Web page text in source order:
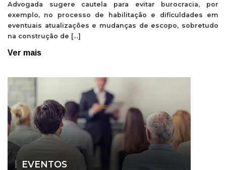
Advogada sugere cautela para evitar burocracia, por
exemplo, no processo de habilitação e dificuldades em
eventuais atualizações e mudanças de escopo, sobretudo
na construção de […]
Ver mais
EVENTOS